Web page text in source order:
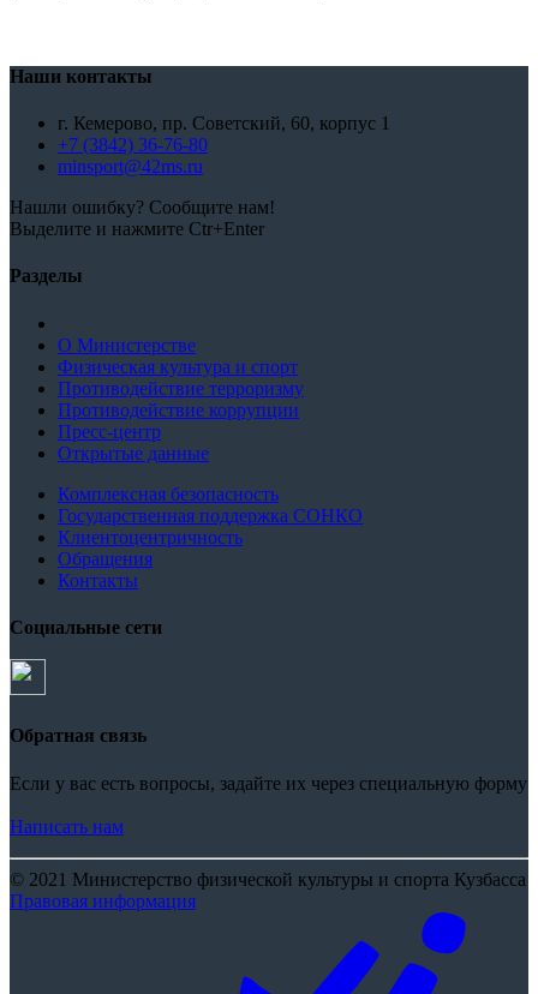
Наши контакты
г. Кемерово, пр. Советский, 60, корпус 1
+7 (3842) 36-76-80
minsport@42ms.ru
Нашли ошибку? Сообщите нам!
Выделите и нажмите Ctr+Enter
Разделы
О Министерстве
Физическая культура и спорт
Противодействие терроризму
Противодействие коррупции
Пресс-центр
Открытые данные
Комплексная безопасность
Государственная поддержка СОНКО
Клиентоцентричность
Обращения
Контакты
Социальные сети
Обратная связь
Если у вас есть вопросы, задайте их через специальную форму
Написать нам
© 2021 Министерство физической культуры и спорта Кузбасса
Правовая информация